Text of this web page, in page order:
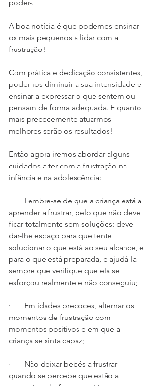
poder-.
A boa notícia é que podemos ensinar
os mais pequenos a lidar com a
frustração!
Com prática e dedicação consistentes,
podemos diminuir a sua intensidade e
ensinar a expressar o que sentem ou
pensam de forma adequada. E quanto
mais precocemente atuarmos
melhores serão os resultados!
Então agora iremos abordar alguns
cuidados a ter com a frustração na
infância e na adolescência:
·       Lembre-se de que a criança está a
aprender a frustrar, pelo que não deve
ficar totalmente sem soluções: deve
dar-lhe espaço para que tente
solucionar o que está ao seu alcance, e
para o que está preparada, e ajudá-la
sempre que verifique que ela se
esforçou realmente e não conseguiu;
·       Em idades precoces, alternar os
momentos de frustração com
momentos positivos e em que a
criança se sinta capaz;
·       Não deixar bebés a frustrar
quando se percebe que estão a